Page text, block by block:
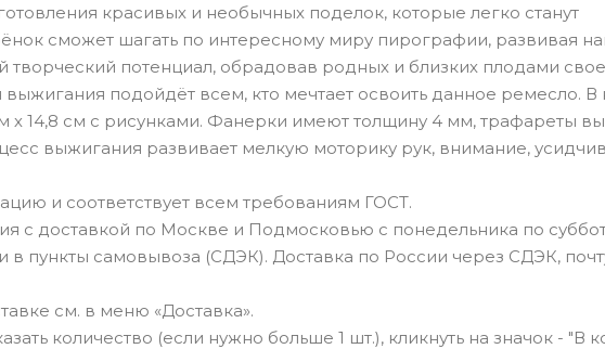
красивых и необычных поделок, которые легко станут
сможет шагать по интересному миру пирографии, развивая
творческий потенциал, обрадовав родных и близких плодами
подойдёт всем, кто мечтает освоить данное ремесло. В
х 14,8 см с рисунками. Фанерки имеют толщину 4 мм, трафареты
выжигания развивает мелкую моторику рук, внимание,
и соответствует всем требованиям ГОСТ.
с доставкой по Москве и Подмосковью с понедельника по
пункты самовывоза (СДЭК). Доставка по России через СДЭК,
см. в меню «Доставка».
количество (если нужно больше 1 шт.), кликнуть на значок - "В